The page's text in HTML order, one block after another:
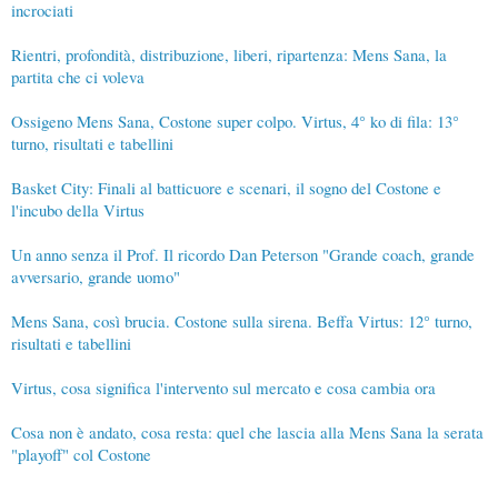
incrociati
Rientri, profondità, distribuzione, liberi, ripartenza: Mens Sana, la
partita che ci voleva
Ossigeno Mens Sana, Costone super colpo. Virtus, 4° ko di fila: 13°
turno, risultati e tabellini
Basket City: Finali al batticuore e scenari, il sogno del Costone e
l'incubo della Virtus
Un anno senza il Prof. Il ricordo Dan Peterson "Grande coach, grande
avversario, grande uomo"
Mens Sana, così brucia. Costone sulla sirena. Beffa Virtus: 12° turno,
risultati e tabellini
Virtus, cosa significa l'intervento sul mercato e cosa cambia ora
Cosa non è andato, cosa resta: quel che lascia alla Mens Sana la serata
"playoff" col Costone